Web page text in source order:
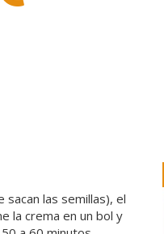
sacan las semillas), el
la crema en un bol y